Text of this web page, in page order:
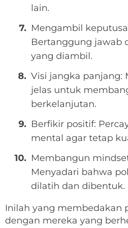
lain.
Mengambil
Bertanggung jawab
yang diambil.
Visi jangka panjang:
jelas untuk
berkelanjutan.
Berfikir positif:
mental agar tetap
Membangun
Menyadari bahwa
dilatih dan dibentuk.
Inilah yang membedakan
dengan mereka yang